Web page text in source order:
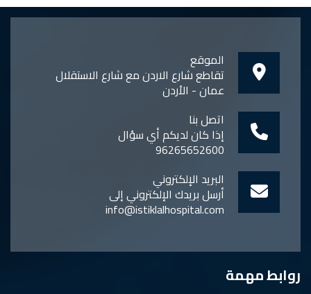
الموقع
تقاطع شارع الاردن مع شارع الاستقلال
عمان - الأردن
اتصل بنا
إذا كان لديكم أي سؤال
96265652600
البريد الإلكتروني
أرسل بريدك الإلكتروني إلى
info@istiklalhospital.com
روابط مهمة